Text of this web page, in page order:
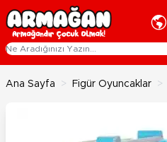
İçeriğe geç
Ana Sayfa > Figür Oyuncaklar >